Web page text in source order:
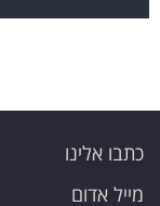
כתבו אלינו
מייל אדום